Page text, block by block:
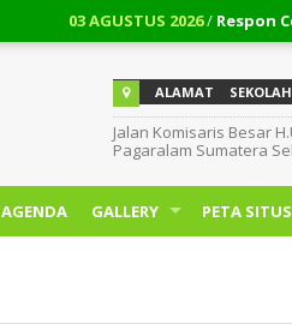
03 AGUSTUS 2026/Respon
ALAMAT SEKOLAH
Jalan Komisaris Besar
Pagaralam Sumatera
AGENDA GALLERY PETA SITUS